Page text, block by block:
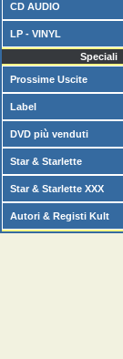
CD AUDIO
LP - VINYL
Speciali
Prossime Uscite
Label
DVD più venduti
Star & Starlette
Star & Starlette XXX
Autori & Registi Kult